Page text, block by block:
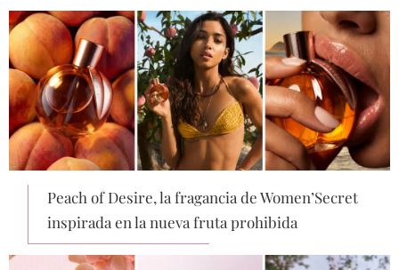
Peach of Desire, la fragancia de Women’Secret
inspirada en la nueva fruta prohibida